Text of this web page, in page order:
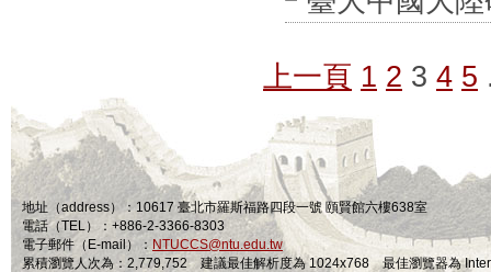
上一頁 1 2 3 4 5
地址（address）：10617 臺北市羅斯福路四段一號 頤賢館六樓638室
電話（TEL）：+886-2-3366-8303
電子郵件（E-mail）： NTUCCS@ntu.edu.tw
累積瀏覽人次為：2,779,752 建議最佳解析度為 1024x768 最佳瀏覽器為